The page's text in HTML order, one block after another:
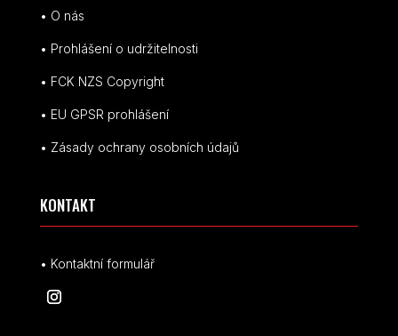
• O nás
• Prohlášení o udržitelnosti
• FCK NZS Copyright
• EU GPSR prohlášení
• Zásady ochrany osobních údajů
KONTAKT
• Kontaktní formulář